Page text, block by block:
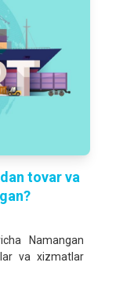
tovar va
Namangan
va xizmatlar